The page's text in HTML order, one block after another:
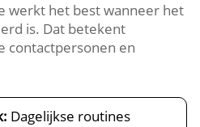
werkt het best wanneer het
is.​ Dat betekent
contactpersonen en
Dagelijkse routines